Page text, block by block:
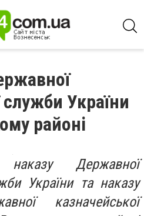
служби України
районі
Державної
України та наказу
казначейської